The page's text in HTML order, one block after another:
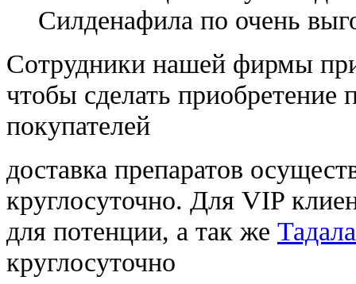
Силденафила по очень
Cотрудники нашей фирмы
чтобы сделать приобретение
покупателей
доставка препаратов
круглосуточно. Для VIP
для потенции, а так же
круглосуточно